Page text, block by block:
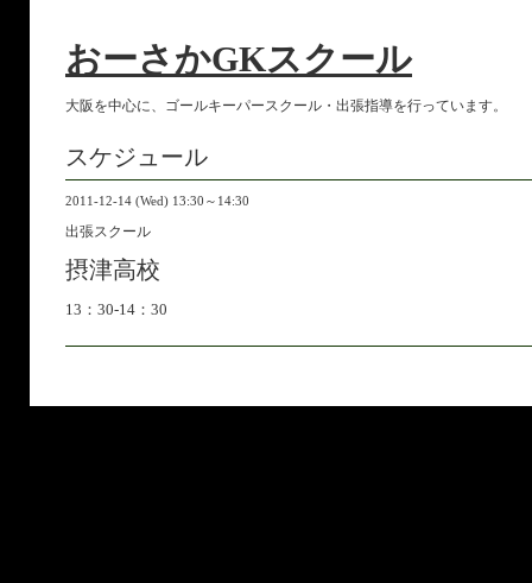
おーさかGKスクール
大阪を中心に、ゴールキーパースクール・出張指導を行っています。
スケジュール
2011-12-14 (Wed) 13:30～14:30
出張スクール
摂津高校
13：30-14：30